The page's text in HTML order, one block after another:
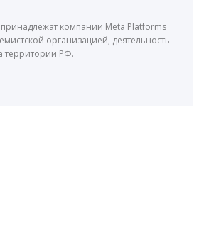
компании Meta Platforms
организацией, деятельность
территории РФ.